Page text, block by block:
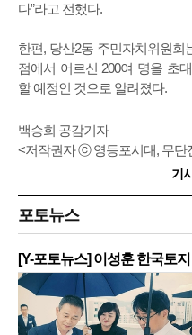
다”라고 전했다.
한편, 당산2동 주민자치위원회
점에서 어르신 200여 명을 초
할 예정인 것으로 알려졌다.
백승희 공감기자
<저작권자 ⓒ 영등포시대, 무단
기
포토뉴스
[Y-포토뉴스] 이성훈 한국토지
주